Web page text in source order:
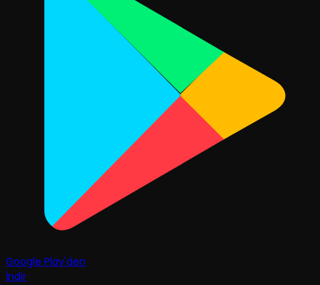
Google Play'den
İndir